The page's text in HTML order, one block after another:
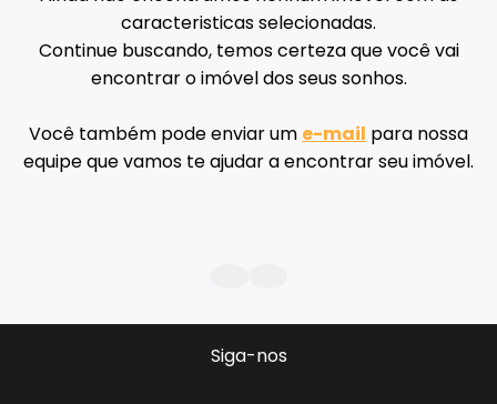
caracteristicas selecionadas.
Continue buscando, temos certeza que você vai
encontrar o imóvel dos seus sonhos.
Você também pode enviar um e-mail para nossa
equipe que vamos te ajudar a encontrar seu imóvel.
Siga-nos